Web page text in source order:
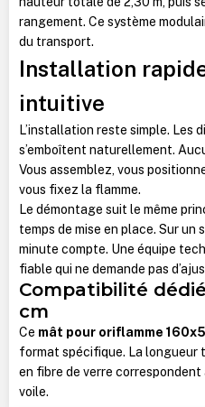
rangement. Ce système
du transport.
Installation
intuitive
L’installation reste simple. Les
s’emboîtent naturellement.
Vous assemblez, vous
vous fixez la flamme.
Le démontage suit le même
temps de mise en place. Sur
minute compte. Une équipe
fiable qui ne demande pas
Compatibilité
cm
Ce mât pour oriflamme
format spécifique. La longueur
en fibre de verre
voile.